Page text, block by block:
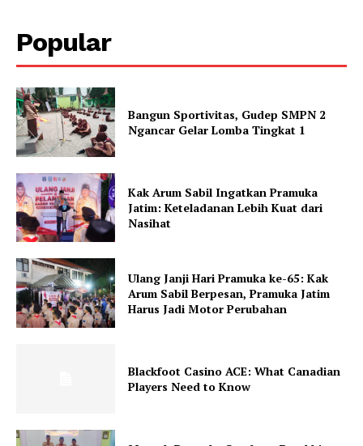
Popular
Bangun Sportivitas, Gudep SMPN 2
Ngancar Gelar Lomba Tingkat 1
Kak Arum Sabil Ingatkan Pramuka
Jatim: Keteladanan Lebih Kuat dari
Nasihat
Ulang Janji Hari Pramuka ke-65: Kak
Arum Sabil Berpesan, Pramuka Jatim
Harus Jadi Motor Perubahan
Blackfoot Casino ACE: What Canadian
Players Need to Know